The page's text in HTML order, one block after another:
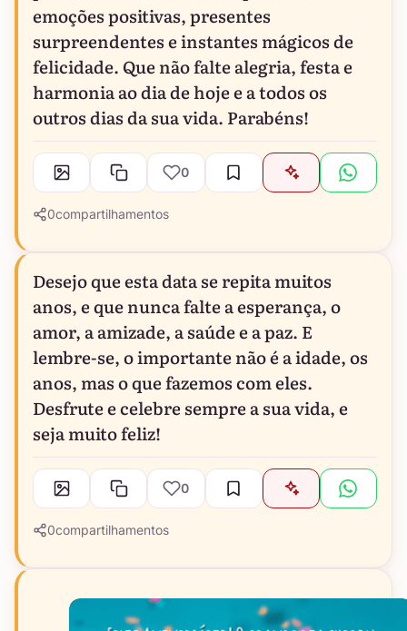
emoções positivas, presentes
surpreendentes e instantes mágicos de
felicidade. Que não falte alegria, festa e
harmonia ao dia de hoje e a todos os
outros dias da sua vida. Parabéns!
0
0compartilhamentos
Desejo que esta data se repita muitos
anos, e que nunca falte a esperança, o
amor, a amizade, a saúde e a paz. E
lembre-se, o importante não é a idade, os
anos, mas o que fazemos com eles.
Desfrute e celebre sempre a sua vida, e
seja muito feliz!
0
0compartilhamentos